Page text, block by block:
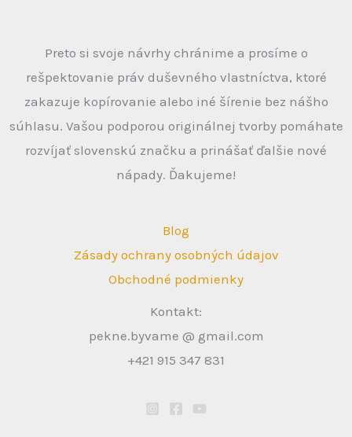
Preto si svoje návrhy chránime a prosíme o
rešpektovanie práv duševného vlastníctva, ktoré
zakazuje kopírovanie alebo iné šírenie bez nášho
súhlasu. Vašou podporou originálnej tvorby pomáhate
rozvíjať slovenskú značku a prinášať ďalšie nové
nápady. Ďakujeme!
Blog
Zásady ochrany osobných údajov
Obchodné podmienky
Kontakt:
pekne.byvame @ gmail.com
+421 915 347 831